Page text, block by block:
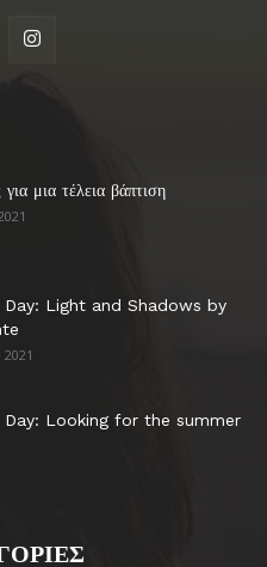
μια τέλεια βάπτιση
Light and Shadows by
Looking for the summer